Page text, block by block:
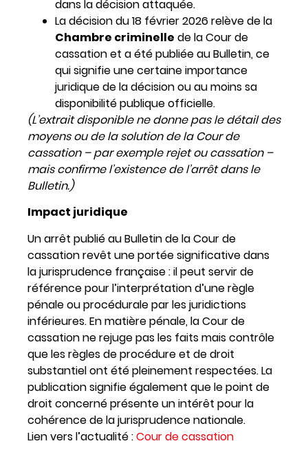
dans la décision attaquée.
La décision du 18 février 2026 relève de la
Chambre criminelle de la Cour de
cassation et a été publiée au Bulletin, ce
qui signifie une certaine importance
juridique de la décision ou au moins sa
disponibilité publique officielle.
(L’extrait disponible ne donne pas le détail des
moyens ou de la solution de la Cour de
cassation – par exemple rejet ou cassation –
mais confirme l’existence de l’arrêt dans le
Bulletin.)
Impact juridique
Un arrêt publié au Bulletin de la Cour de
cassation revêt une portée significative dans
la jurisprudence française : il peut servir de
référence pour l’interprétation d’une règle
pénale ou procédurale par les juridictions
inférieures. En matière pénale, la Cour de
cassation ne rejuge pas les faits mais contrôle
que les règles de procédure et de droit
substantiel ont été pleinement respectées. La
publication signifie également que le point de
droit concerné présente un intérêt pour la
cohérence de la jurisprudence nationale.
Lien vers l’actualité :Cour de cassation